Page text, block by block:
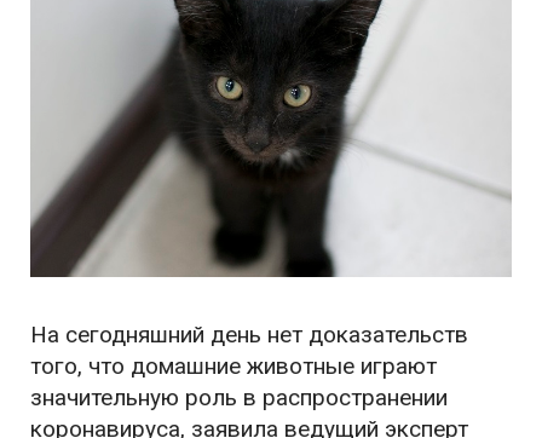
На сегодняшний день нет доказательств
того, что домашние животные играют
значительную роль в распространении
коронавируса, заявила ведущий эксперт